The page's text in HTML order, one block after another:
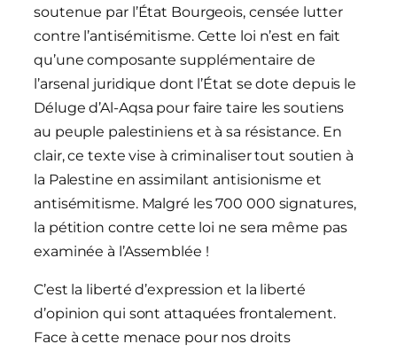
soutenue par l’État Bourgeois, censée lutter
contre l’antisémitisme. Cette loi n’est en fait
qu’une composante supplémentaire de
l’arsenal juridique dont l’État se dote depuis le
Déluge d’Al-Aqsa pour faire taire les soutiens
au peuple palestiniens et à sa résistance. En
clair, ce texte vise à criminaliser tout soutien à
la Palestine en assimilant antisionisme et
antisémitisme. Malgré les 700 000 signatures,
la pétition contre cette loi ne sera même pas
examinée à l’Assemblée !
C’est la liberté d’expression et la liberté
d’opinion qui sont attaquées frontalement.
Face à cette menace pour nos droits